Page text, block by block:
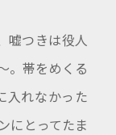
嘘つきは役人
。帯をめくる
れなかった
にとってたま